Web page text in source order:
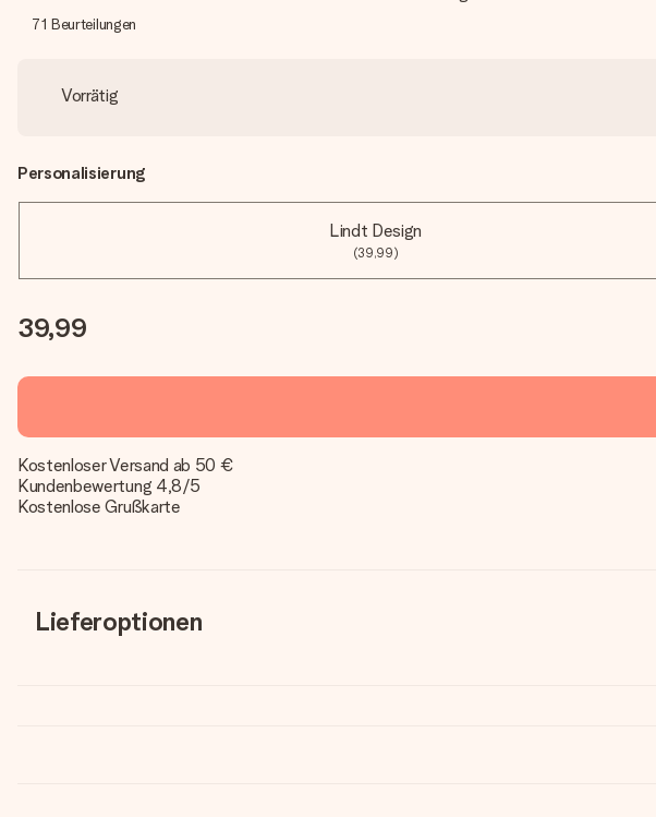
71 Beurteilungen
Vorrätig
Personalisierung
Lindt Design
(39,99)
39,99
Kostenloser Versand ab 50 €
Kundenbewertung 4,8/5
Kostenlose Grußkarte
Lieferoptionen